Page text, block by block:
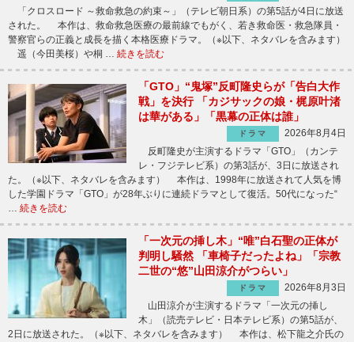
「クロスロード ～救命救急の約束～」（テレビ朝日系）の第5話が4日に放送
された。 本作は、救命救急医療の最前線でもがく、若き救命医・救急隊員・
警察官らの正義と成長を描く本格医療ドラマ。（※以下、ネタバレを含みます）
遥（今田美桜）や桐 … 続きを読む
「GTO」“鬼塚”反町隆史らが「告白大作
戦」を決行 「カジサックの娘・梶原叶渚
は華がある」「黒幕の正体は誰」
ドラマ
2026年8月4日
反町隆史が主演するドラマ「GTO」（カンテ
レ・フジテレビ系）の第3話が、3日に放送され
た。（※以下、ネタバレを含みます） 本作は、1998年に放送されて人気を博
した学園ドラマ「GTO」が28年ぶりに連続ドラマとして復活。50代になった“
続きを読む
「一次元の挿し木」“唯”白石聖の正体が
判明し騒然 「車椅子だったよね」「宗教
二世の“悠”山田涼介がつらい」
ドラマ
2026年8月3日
山田涼介が主演するドラマ「一次元の挿し
木」（読売テレビ・日本テレビ系）の第5話が、
2日に放送された。（※以下、ネタバレを含みます） 本作は、松下龍之介氏の